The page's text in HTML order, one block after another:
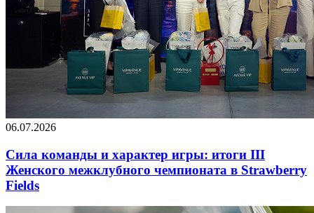
06.07.2026
Сила команды и характер игры: итоги III
Женского межклубного чемпионата в Strawberry
Fields